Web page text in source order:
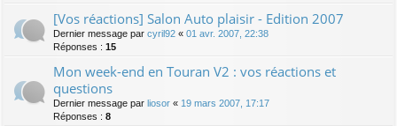
[Vos réactions] Salon Auto plaisir - Edition 2007
Dernier message par cyril92 « 01 avr. 2007, 22:38
Réponses : 15
Mon week-end en Touran V2 : vos réactions et
questions
Dernier message par liosor « 19 mars 2007, 17:17
Réponses : 8